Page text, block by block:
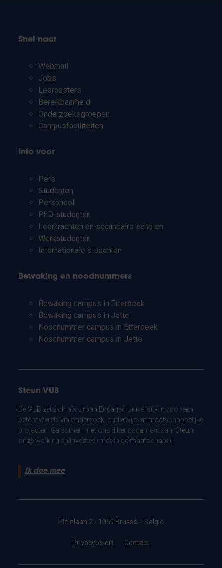
Snel naar
Webmail
Jobs
Lesroosters
Bereikbaarheid
Onderzoeksgroepen
Campusfaciliteiten
Info voor
Pers
Studenten
Personeel
PhD-studenten
Leerkrachten en secundaire scholen
Werkstudenten
Internationale studenten
Bewaking en noodnummers
Bewaking campus in Etterbeek
Bewaking campus in Jette
Noodnummer campus in Etterbeek
Noodnummer campus in Jette
Steun VUB
De VUB zet zich als Urban Engaged University in voor een
betere wereld via onderzoek, onderwijs en maatschappelijke
projecten. Ga samen met ons dit engagement aan. Steun
onze werking en investeer mee in de maatschappij.
Ik doe mee
Pleinlaan 2 - 1050 Brussel - België
Privacybeleid Contact